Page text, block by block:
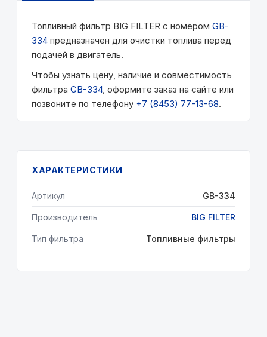
Топливный фильтр BIG FILTER с номером GB-
334 предназначен для очистки топлива перед
подачей в двигатель.
Чтобы узнать цену, наличие и совместимость
фильтра GB-334, оформите заказ на сайте или
позвоните по телефону +7 (8453) 77-13-68.
ХАРАКТЕРИСТИКИ
Артикул GB-334
Производитель BIG FILTER
Тип фильтра Топливные фильтры